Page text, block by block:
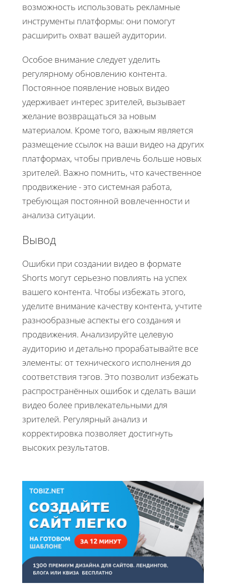
возможность использовать рекламные
инструменты платформы: они помогут
расширить охват вашей аудитории.
Особое внимание следует уделить
регулярному обновлению контента.
Постоянное появление новых видео
удерживает интерес зрителей, вызывает
желание возвращаться за новым
материалом. Кроме того, важным является
размещение ссылок на ваши видео на других
платформах, чтобы привлечь больше новых
зрителей. Важно помнить, что качественное
продвижение - это системная работа,
требующая постоянной вовлеченности и
анализа ситуации.
Вывод
Ошибки при создании видео в формате
Shorts могут серьезно повлиять на успех
вашего контента. Чтобы избежать этого,
уделите внимание качеству контента, учтите
разнообразные аспекты его создания и
продвижения. Анализируйте целевую
аудиторию и детально прорабатывайте все
элементы: от технического исполнения до
соответствия тэгов. Это позволит избежать
распространённых ошибок и сделать ваши
видео более привлекательными для
зрителей. Регулярный анализ и
корректировка позволяет достигнуть
высоких результатов.